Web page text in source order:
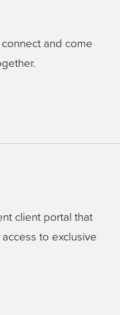
and come
client portal that
to exclusive